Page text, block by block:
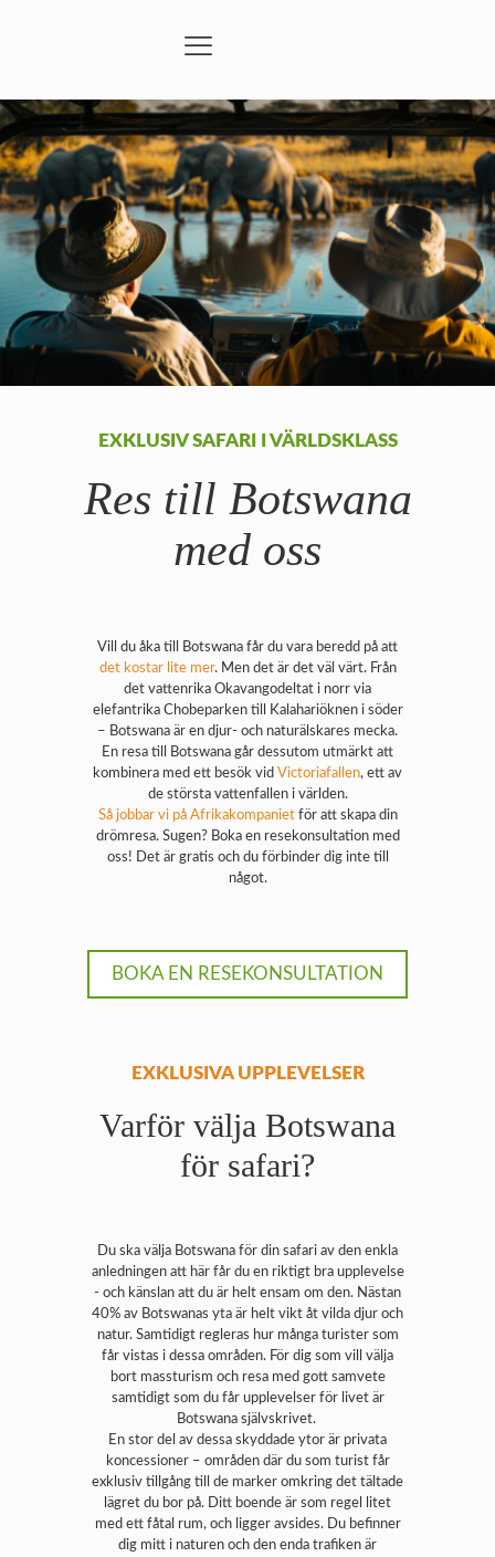
EXKLUSIV SAFARI I VÄRLDSKLASS
Res till Botswana
med oss
Vill du åka till Botswana får du vara beredd på att
det kostar lite mer. Men det är det väl värt. Från
det vattenrika Okavangodeltat i norr via
elefantrika Chobeparken till Kalahariöknen i söder
– Botswana är en djur- och naturälskares mecka.
En resa till Botswana går dessutom utmärkt att
kombinera med ett besök vid Victoriafallen, ett av
de största vattenfallen i världen.
Så jobbar vi på Afrikakompanietför att skapa din
drömresa. Sugen? Boka en resekonsultation med
oss! Det är gratis och du förbinder dig inte till
något.
BOKA EN RESEKONSULTATION
EXKLUSIVA UPPLEVELSER
Varför välja Botswana
för safari?
Du ska välja Botswana för din safari av den enkla
anledningen att här får du en riktigt bra upplevelse
- och känslan att du är helt ensam om den. Nästan
40% av Botswanas yta är helt vikt åt vilda djur och
natur. Samtidigt regleras hur många turister som
får vistas i dessa områden. För dig som vill välja
bort massturism och resa med gott samvete
samtidigt som du får upplevelser för livet är
Botswana självskrivet.
En stor del av dessa skyddade ytor är privata
koncessioner – områden där du som turist får
exklusiv tillgång till de marker omkring det tältade
lägret du bor på. Ditt boende är som regel litet
med ett fåtal rum, och ligger avsides. Du befinner
dig mitt i naturen och den enda trafiken är